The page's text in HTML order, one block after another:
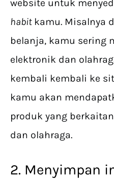
website untuk
habit kamu. Misalnya
belanja, kamu sering
elektronik dan
kembali kembali ke
kamu akan
produk yang
dan olahraga.
2. Menyimpan